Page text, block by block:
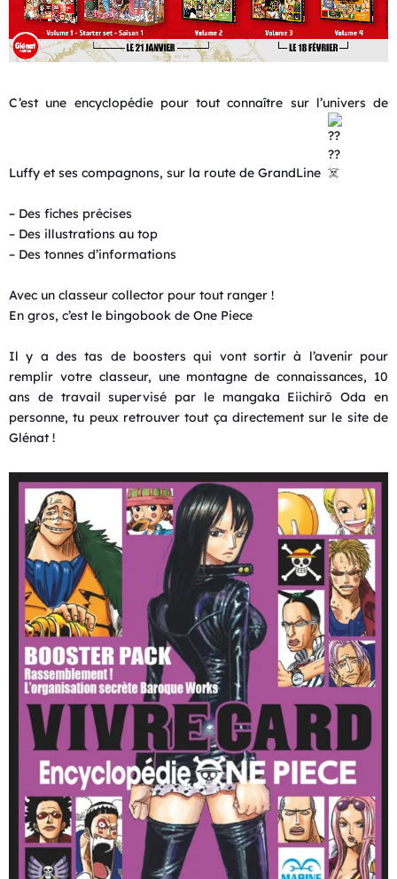
C’est une encyclopédie pour tout connaître sur l’univers de
Luffy et ses compagnons, sur la route de GrandLine
– Des fiches précises
– Des illustrations au top
– Des tonnes d’informations
Avec un classeur collector pour tout ranger !
En gros, c’est le bingobook de One Piece
Il y a des tas de boosters qui vont sortir à l’avenir pour
remplir votre classeur, une montagne de connaissances, 10
ans de travail supervisé par le mangaka Eiichirō Oda en
personne, tu peux retrouver tout ça directement sur le site de
Glénat !